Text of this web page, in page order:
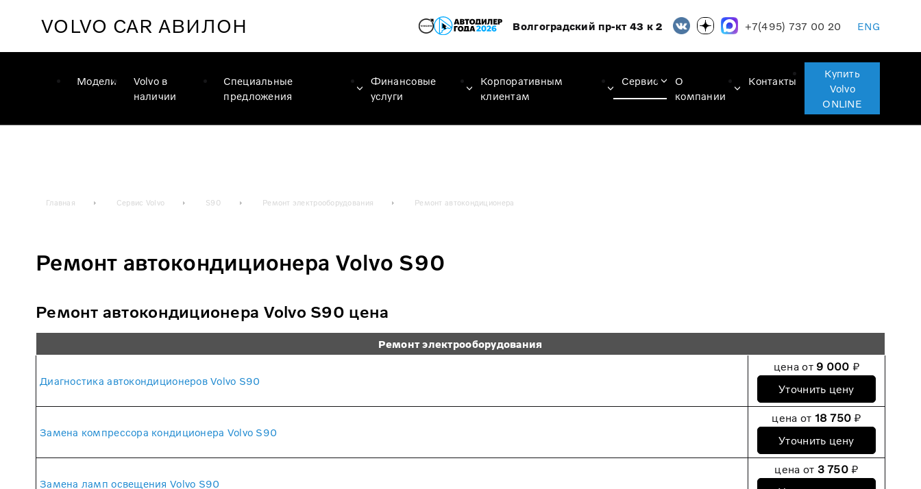
VOLVO CAR АВИЛОН Волгоградский пр-кт 43 к 2 +7(495) 737 00 20 ENG
Модели
Volvo в
наличии
Специальные
предложения
Финансовые
услуги
Корпоративным
клиентам
Сервис
О
компании
Контакты
Купить
Volvo
ONLINE
Главная Сервис Volvo S90 Ремонт электрооборудования Ремонт автокондиционера
Ремонт автокондиционера Volvo S90
Ремонт автокондиционера Volvo S90 цена
Ремонт электрооборудования
Диагностика автокондиционеров Volvo S90
цена от 9 000 ₽
Уточнить цену
Замена компрессора кондиционера Volvo S90
цена от 18 750 ₽
Уточнить цену
Замена ламп освещения Volvo S90
цена от 3 750 ₽